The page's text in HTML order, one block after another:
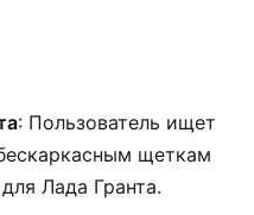
: Пользователь ищет
щеткам
Лада Гранта.